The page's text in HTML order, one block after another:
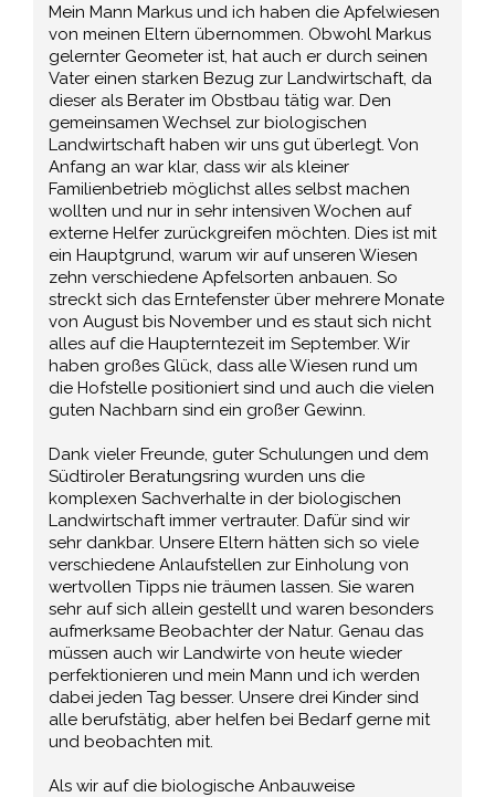
Mein Mann Markus und ich haben die Apfelwiesen
von meinen Eltern übernommen. Obwohl Markus
gelernter Geometer ist, hat auch er durch seinen
Vater einen starken Bezug zur Landwirtschaft, da
dieser als Berater im Obstbau tätig war. Den
gemeinsamen Wechsel zur biologischen
Landwirtschaft haben wir uns gut überlegt. Von
Anfang an war klar, dass wir als kleiner
Familienbetrieb möglichst alles selbst machen
wollten und nur in sehr intensiven Wochen auf
externe Helfer zurückgreifen möchten. Dies ist mit
ein Hauptgrund, warum wir auf unseren Wiesen
zehn verschiedene Apfelsorten anbauen. So
streckt sich das Erntefenster über mehrere Monate
von August bis November und es staut sich nicht
alles auf die Haupterntezeit im September. Wir
haben großes Glück, dass alle Wiesen rund um
die Hofstelle positioniert sind und auch die vielen
guten Nachbarn sind ein großer Gewinn.
Dank vieler Freunde, guter Schulungen und dem
Südtiroler Beratungsring wurden uns die
komplexen Sachverhalte in der biologischen
Landwirtschaft immer vertrauter. Dafür sind wir
sehr dankbar. Unsere Eltern hätten sich so viele
verschiedene Anlaufstellen zur Einholung von
wertvollen Tipps nie träumen lassen. Sie waren
sehr auf sich allein gestellt und waren besonders
aufmerksame Beobachter der Natur. Genau das
müssen auch wir Landwirte von heute wieder
perfektionieren und mein Mann und ich werden
dabei jeden Tag besser. Unsere drei Kinder sind
alle berufstätig, aber helfen bei Bedarf gerne mit
und beobachten mit.
Als wir auf die biologische Anbauweise